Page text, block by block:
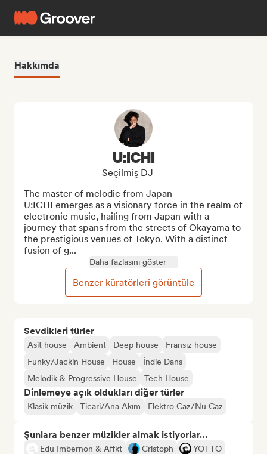
Hakkımda
Sevdikleri türler
Asit house Ambient Deep house
Fransız house
Funky/Jackin House
House
İndie Dans
Melodik & Progressive House
Tech House
Dinlemeye açık oldukları diğer türler
Klasik müzik Ticari/Ana Akım Elektro Caz/Nu Caz
Şunlara benzer müzikler almak istiyorlar…
Edu Imbernon & Affkt Cristoph
YOTTO
U:ICHI
Seçilmiş DJ
The master of melodic from Japan
U:ICHI emerges as a visionary force in the realm of
electronic music, hailing from Japan with a
journey that spans from the streets of Okayama to
the prestigious venues of Tokyo. With a distinct
fusion of g...
Daha fazlasını göster
Benzer küratörleri görüntüle